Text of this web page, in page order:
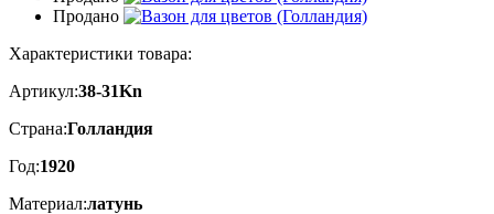
Продано
Характеристики товара:
Артикул:38-31Kn
Страна:Голландия
Год:1920
Материал:латунь